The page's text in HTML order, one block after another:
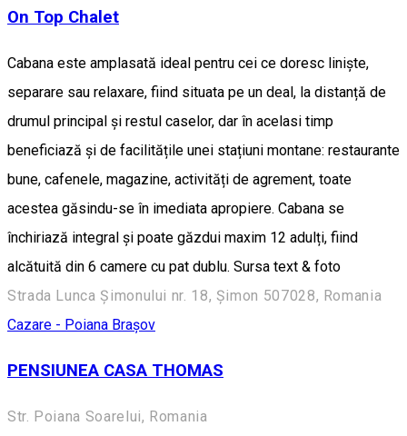
On Top Chalet
Cabana este amplasată ideal pentru cei ce doresc liniște,
separare sau relaxare, fiind situata pe un deal, la distanță de
drumul principal și restul caselor, dar în acelasi timp
beneficiază și de facilitățile unei stațiuni montane: restaurante
bune, cafenele, magazine, activități de agrement, toate
acestea găsindu-se în imediata apropiere. Cabana se
închiriază integral și poate găzdui maxim 12 adulți, fiind
alcătuită din 6 camere cu pat dublu. Sursa text & foto
Strada Lunca Șimonului nr. 18, Șimon 507028, Romania
Cazare - Poiana Brașov
PENSIUNEA CASA THOMAS
Str. Poiana Soarelui, Romania